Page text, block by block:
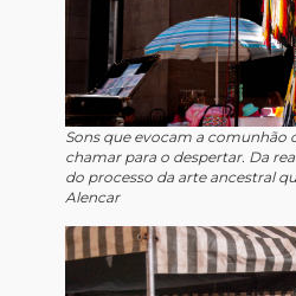
Sons que evocam a comunhão
chamar para o despertar. Da
do processo da arte ancestral
Alencar